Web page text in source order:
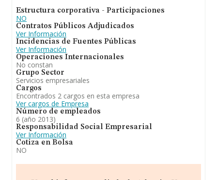
Estructura corporativa - Participaciones
NO
Contratos Públicos Adjudicados
Ver Información
Incidencias de Fuentes Públicas
Ver Información
Operaciones Internacionales
No constan
Grupo Sector
Servicios empresariales
Cargos
Encontrados 2 cargos en esta empresa
Ver cargos de Empresa
Número de empleados
6 (año 2013)
Responsabilidad Social Empresarial
Ver Información
Cotiza en Bolsa
NO